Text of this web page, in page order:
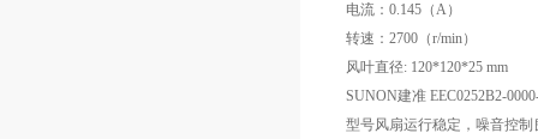
电流：0.145（A）
转速：2700（r/min）
风叶直径: 120*120*25 mm
SUNON建准 EEC0252B2-
型号风扇运行稳定，噪音控制